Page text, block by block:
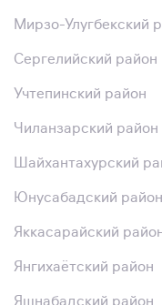
Мирзо-Улугбекский
Сергелийский район
Учтепинский район
Чиланзарский район
Шайхантахурский
Юнусабадский район
Яккасарайский
Янгихаётский район
Яшнабадский район